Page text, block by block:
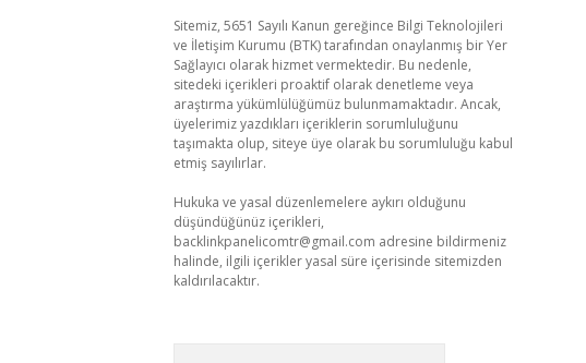
Sitemiz, 5651 Sayılı Kanun gereğince Bilgi Teknolojileri
ve İletişim Kurumu (BTK) tarafından onaylanmış bir Yer
Sağlayıcı olarak hizmet vermektedir. Bu nedenle,
sitedeki içerikleri proaktif olarak denetleme veya
araştırma yükümlülüğümüz bulunmamaktadır. Ancak,
üyelerimiz yazdıkları içeriklerin sorumluluğunu
taşımakta olup, siteye üye olarak bu sorumluluğu kabul
etmiş sayılırlar.
Hukuka ve yasal düzenlemelere aykırı olduğunu
düşündüğünüz içerikleri,
backlinkpanelicomtr@gmail.com adresine bildirmeniz
halinde, ilgili içerikler yasal süre içerisinde sitemizden
kaldırılacaktır.